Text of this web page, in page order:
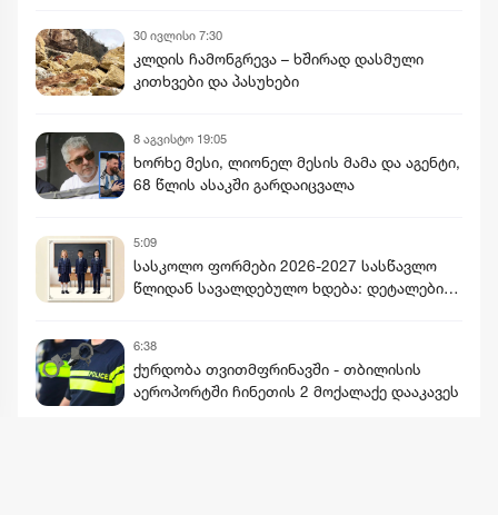
30 ივლისი 7:30
კლდის ჩამონგრევა – ხშირად დასმული
კითხვები და პასუხები
8 აგვისტო 19:05
ხორხე მესი, ლიონელ მესის მამა და აგენტი,
68 წლის ასაკში გარდაიცვალა
5:09
სასკოლო ფორმები 2026-2027 სასწავლო
წლიდან სავალდებულო ხდება: დეტალები,
6:38
ქურდობა თვითმფრინავში - თბილისის
აეროპორტში ჩინეთის 2 მოქალაქე დააკავეს